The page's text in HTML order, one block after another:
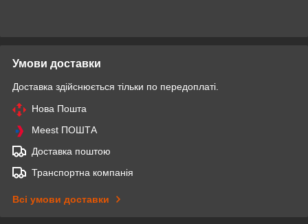
Умови доставки
Доставка здійснюється тільки по передоплаті.
Нова Пошта
Meest ПОШТА
Доставка поштою
Транспортна компанія
Всі умови доставки